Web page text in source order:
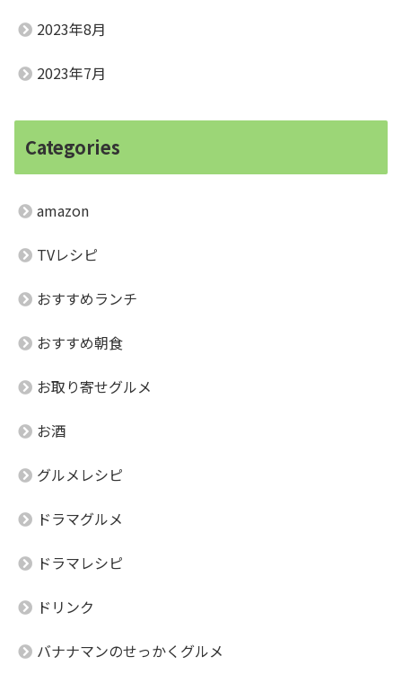
2023年8月
2023年7月
Categories
amazon
TVレシピ
おすすめランチ
おすすめ朝食
お取り寄せグルメ
お酒
グルメレシピ
ドラマグルメ
ドラマレシピ
ドリンク
バナナマンのせっかくグルメ